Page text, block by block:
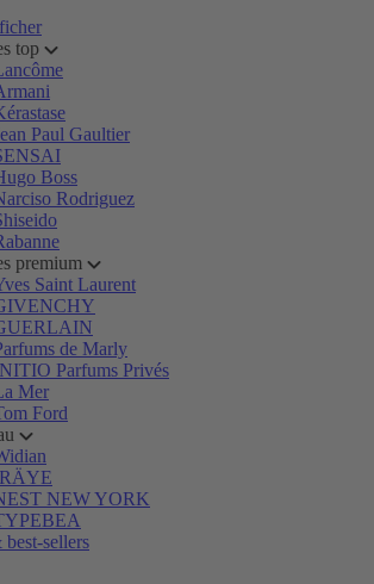
top
Paul Gaultier
Boss
Rodriguez
premium
Saint Laurent
de Marly
Parfums Privés
Mer
Ford
NEW YORK
sellers